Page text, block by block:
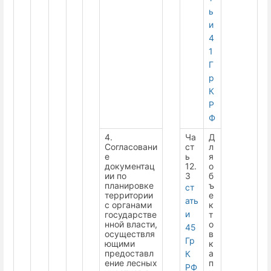
ь
и
4
1
Г
р
К
Р
Ф
4.
Согласовани
е
документац
ии по
планировке
территории
с органами
государстве
нной власти,
осуществля
ющими
предоставл
ение лесных
Ча
ст
ь
12.
3
ст
ать
и
45
Гр
К
РФ
Д
л
я
о
б
ъ
е
к
т
о
в
к
а
п